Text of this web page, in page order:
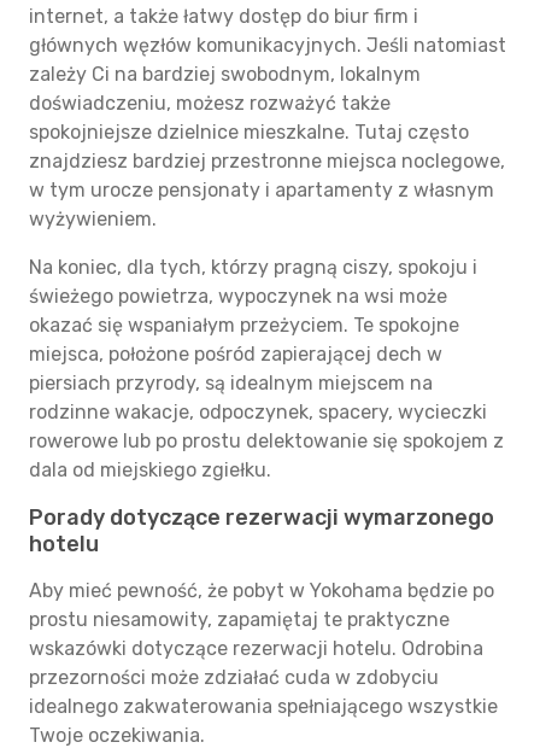
internet, a także łatwy dostęp do biur firm i
głównych węzłów komunikacyjnych. Jeśli natomiast
zależy Ci na bardziej swobodnym, lokalnym
doświadczeniu, możesz rozważyć także
spokojniejsze dzielnice mieszkalne. Tutaj często
znajdziesz bardziej przestronne miejsca noclegowe,
w tym urocze pensjonaty i apartamenty z własnym
wyżywieniem.
Na koniec, dla tych, którzy pragną ciszy, spokoju i
świeżego powietrza, wypoczynek na wsi może
okazać się wspaniałym przeżyciem. Te spokojne
miejsca, położone pośród zapierającej dech w
piersiach przyrody, są idealnym miejscem na
rodzinne wakacje, odpoczynek, spacery, wycieczki
rowerowe lub po prostu delektowanie się spokojem z
dala od miejskiego zgiełku.
Porady dotyczące rezerwacji wymarzonego
hotelu
Aby mieć pewność, że pobyt w Yokohama będzie po
prostu niesamowity, zapamiętaj te praktyczne
wskazówki dotyczące rezerwacji hotelu. Odrobina
przezorności może zdziałać cuda w zdobyciu
idealnego zakwaterowania spełniającego wszystkie
Twoje oczekiwania.